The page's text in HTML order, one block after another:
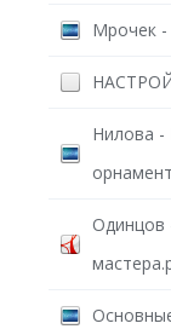
Мрочек
Нилова -
Одинцов